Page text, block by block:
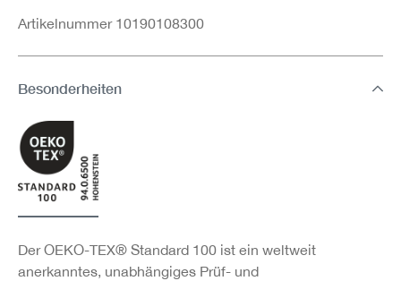
Artikelnummer 10190108300
Besonderheiten
Der OEKO-TEX® Standard 100 ist ein weltweit
anerkanntes, unabhängiges Prüf- und